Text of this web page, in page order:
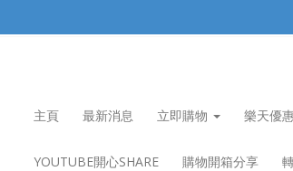
主頁 最新消息 立即購物 樂天優
YOUTUBE開心SHARE 購物開箱分享